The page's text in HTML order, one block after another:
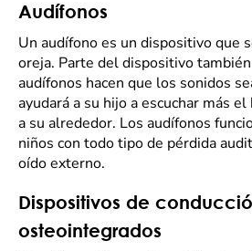
Audífonos
Un audífono es un dispositivo que
oreja. Parte del dispositivo
audífonos hacen que los sonidos
ayudará a su hijo a escuchar más
a su alrededor. Los audífonos
niños con todo tipo de pérdida
oído externo.
Dispositivos de
osteointegrados